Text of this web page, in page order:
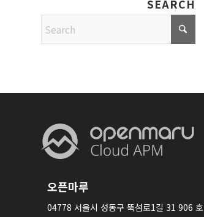
SEARCH
오픈마루
04778 서울시 성동구 뚝섬로1길 31 906 호